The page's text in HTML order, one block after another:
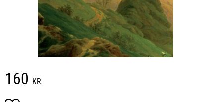
160 KR